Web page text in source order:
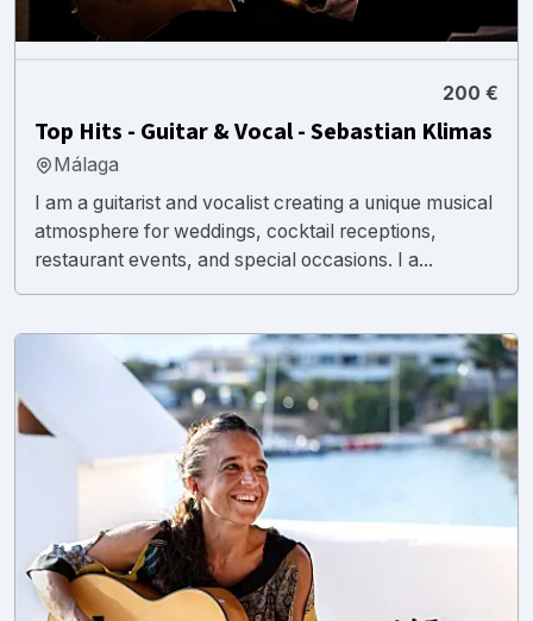
200 €
Top Hits - Guitar & Vocal - Sebastian Klimas
Málaga
I am a guitarist and vocalist creating a unique musical
atmosphere for weddings, cocktail receptions,
restaurant events, and special occasions. I a...